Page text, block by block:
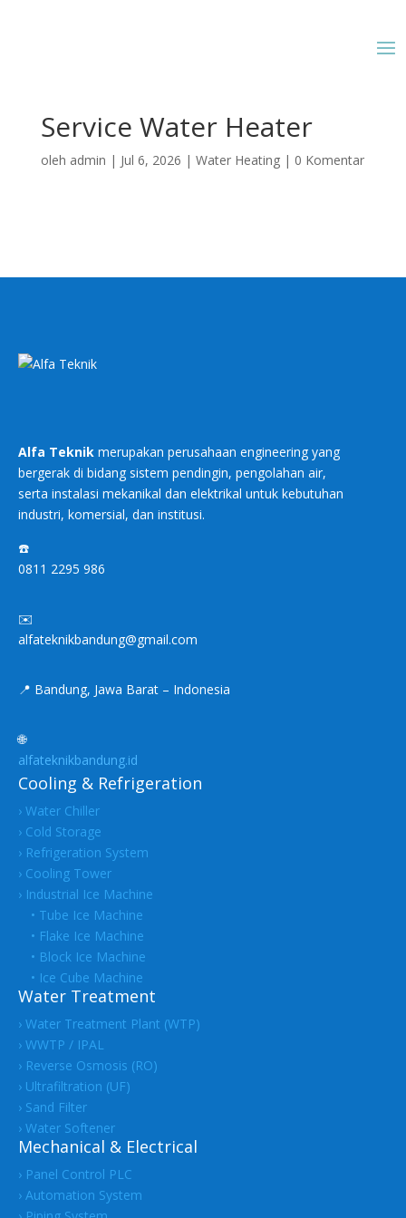
Service Water Heater
oleh admin | Jul 6, 2026 | Water Heating| 0 Komentar
Alfa Teknik merupakan perusahaan engineering yang
bergerak di bidang sistem pendingin, pengolahan air,
serta instalasi mekanikal dan elektrikal untuk kebutuhan
industri, komersial, dan institusi.
☎️
0811 2295 986
✉️
alfateknikbandung@gmail.com
📍 Bandung, Jawa Barat – Indonesia
🌐
alfateknikbandung.id
Cooling & Refrigeration
› Water Chiller
› Cold Storage
› Refrigeration System
› Cooling Tower
› Industrial Ice Machine
• Tube Ice Machine
• Flake Ice Machine
• Block Ice Machine
• Ice Cube Machine
Water Treatment
› Water Treatment Plant (WTP)
› WWTP / IPAL
› Reverse Osmosis (RO)
› Ultrafiltration (UF)
› Sand Filter
› Water Softener
Mechanical & Electrical
› Panel Control PLC
› Automation System